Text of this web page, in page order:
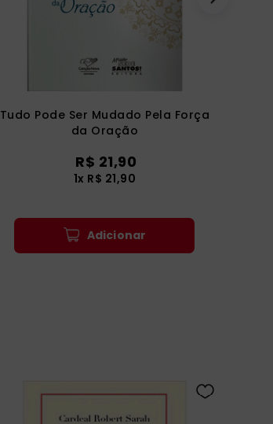
Tudo Pode Ser Mudado Pela Força
da Oração
R$ 21,90
1x R$ 21,90
Adicionar